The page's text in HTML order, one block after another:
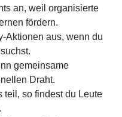
an, weil organisierte
fördern.
Aktionen aus, wenn du
gemeinsame
Draht.
teil, so findest du Leute